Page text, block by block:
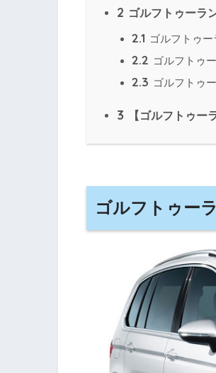
2 ゴルフトゥーラ
2.1 ゴルフトゥ
2.2 ゴルフトゥ
2.3 ゴルフトゥ
3 【ゴルフトゥー
ゴルフトゥー